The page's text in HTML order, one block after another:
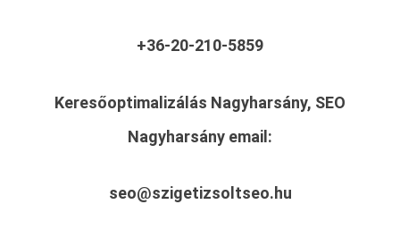
+36-20-210-5859
Keresőoptimalizálás Nagyharsány, SEO
Nagyharsány email:
seo@szigetizsoltseo.hu